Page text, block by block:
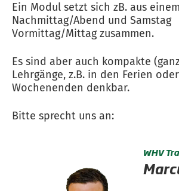
Ein Modul setzt sich zB. aus
Nachmittag/Abend und Samstag
Vormittag/Mittag zusammen.
Es sind aber auch kompakte
Lehrgänge, z.B. in den Ferien
Wochenenden denkbar.
Bitte sprecht uns an:
WHV